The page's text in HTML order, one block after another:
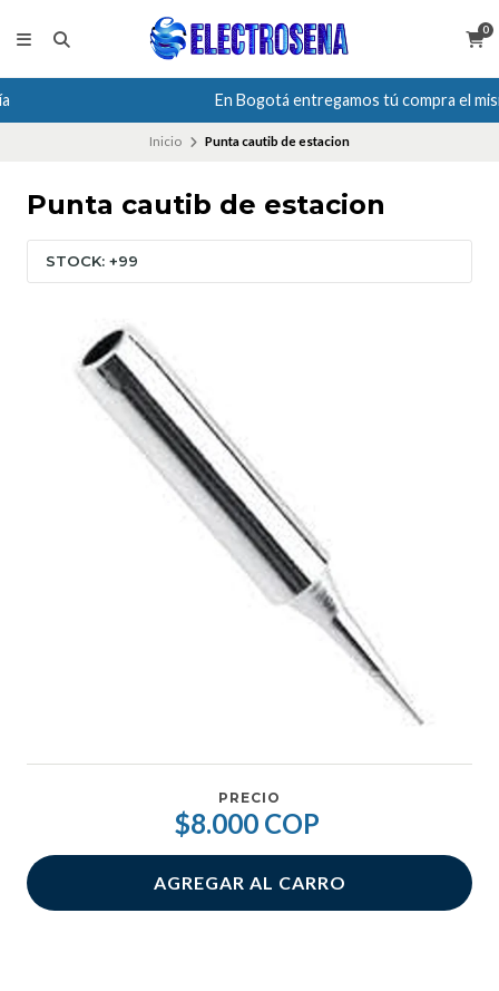
0
En Bogotá entregamos tú compra el mismo día
Inicio Punta cautib de estacion
Punta cautib de estacion
STOCK: +99
PRECIO
$8.000 COP
AGREGAR AL CARRO